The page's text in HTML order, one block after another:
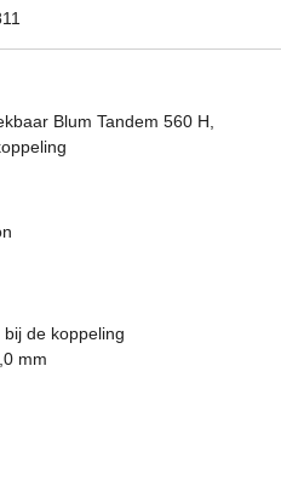
Blum Tandem 560 H,
de koppeling
mm